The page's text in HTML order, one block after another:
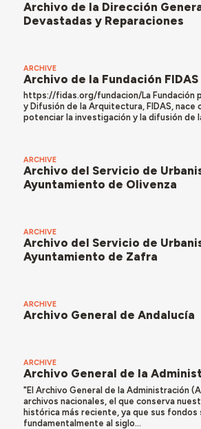
Archivo de la Dirección
Devastadas y Reparaciones
ARCHIVE
Archivo de la Fundación FIDAS
https://fidas.org/fundacion/La Fundación
y Difusión de la Arquitectura, FIDAS, nace
potenciar la investigación y la difusión de
ARCHIVE
Archivo del Servicio de
Ayuntamiento de Olivenza
ARCHIVE
Archivo del Servicio de
Ayuntamiento de Zafra
ARCHIVE
Archivo General de Andalucía
ARCHIVE
Archivo General de la
"El Archivo General de la Administración
archivos nacionales, el que conserva
histórica más reciente, ya que sus
fundamentalmente al siglo...